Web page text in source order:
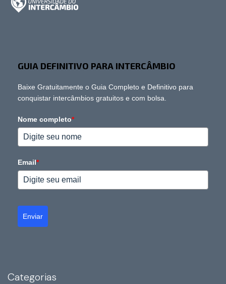
GUIA DEFINITIVO PARA INTERCÂMBIO
Baixe Gratuitamente o Guia Completo e Definitivo para
conquistar intercâmbios gratuitos e com bolsa.
Nome completo*
Email*
Enviar
Categorias